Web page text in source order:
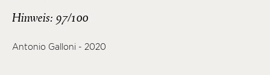
Hinweis: 97/100
Antonio Galloni - 2020